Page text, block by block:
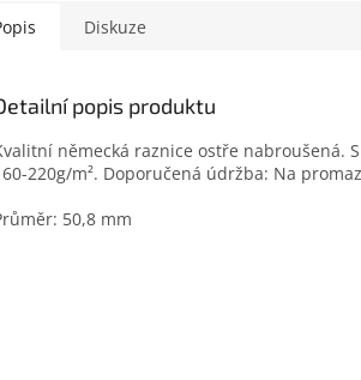
Diskuze
popis produktu
německá raznice ostře nabroušená.
220g/m². Doporučená údržba: Na
50,8 mm